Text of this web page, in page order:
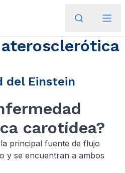
del Einstein
carotídea?
principal fuente de flujo
y se encuentran a ambos